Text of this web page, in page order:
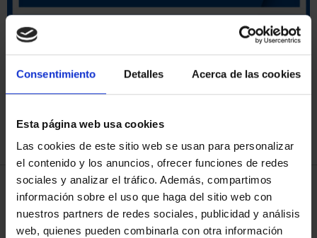
Consentimiento Detalles Acerca de las cookies
Esta página web usa cookies
Las cookies de este sitio web se usan para personalizar
el contenido y los anuncios, ofrecer funciones de redes
sociales y analizar el tráfico. Además, compartimos
información sobre el uso que haga del sitio web con
nuestros partners de redes sociales, publicidad y análisis
web, quienes pueden combinarla con otra información
REFINE
4 Products found